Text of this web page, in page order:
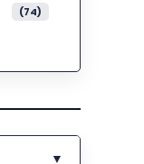
(74)
▼